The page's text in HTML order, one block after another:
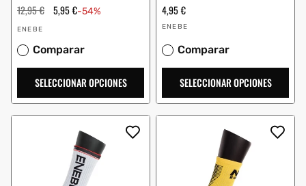
Precio
habitual
12,95 € Precio
de
5,95 €-54%
Proveedor:
ENEBE
Comparar
SELECCIONAR OPCIONES
Precio
habitual
4,95 €
Proveedor:
ENEBE
Comparar
SELECCIONAR OPCIONES